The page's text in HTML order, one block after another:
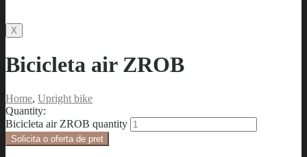
X
Bicicleta air ZROB
Home, Upright bike
Quantity:
Bicicleta air ZROB quantity
Solicita o oferta de pret